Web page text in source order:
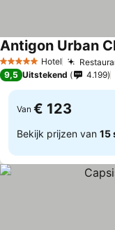
5 Sterren Hotel
Antigon Urban
9,5 Uitstekend 4.199
Van € 123
Bekijk prijzen van 15